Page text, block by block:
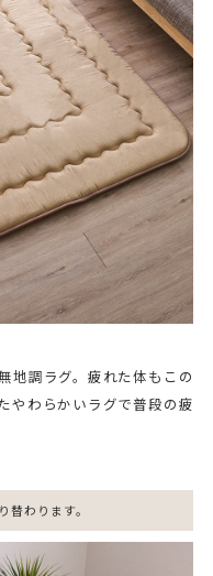
地調ラグ。疲れた体もこの
やわらかいラグで普段の疲
替わります。